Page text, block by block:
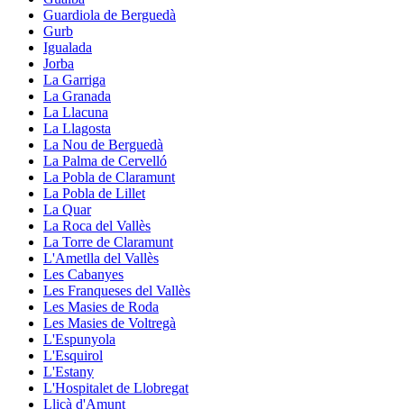
Guardiola de Berguedà
Gurb
Igualada
Jorba
La Garriga
La Granada
La Llacuna
La Llagosta
La Nou de Berguedà
La Palma de Cervelló
La Pobla de Claramunt
La Pobla de Lillet
La Quar
La Roca del Vallès
La Torre de Claramunt
L'Ametlla del Vallès
Les Cabanyes
Les Franqueses del Vallès
Les Masies de Roda
Les Masies de Voltregà
L'Espunyola
L'Esquirol
L'Estany
L'Hospitalet de Llobregat
Lliçà d'Amunt